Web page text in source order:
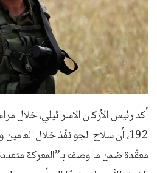
أكد رئيس الأركان الاسرائيلي، خلال
192، أن سلاح الجو نفّذ خلال
معقّدة ضمن ما وصفه بـ”المعركة